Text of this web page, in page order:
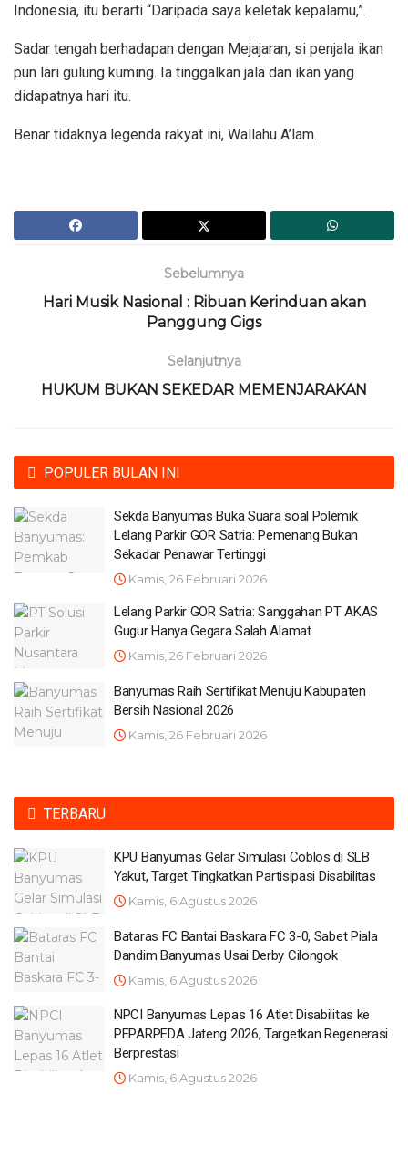
Indonesia, itu berarti “Daripada saya keletak kepalamu,”.
Sadar tengah berhadapan dengan Mejajaran, si penjala ikan
pun lari gulung kuming. Ia tinggalkan jala dan ikan yang
didapatnya hari itu.
Benar tidaknya legenda rakyat ini, Wallahu A’lam.
Sebelumnya
Hari Musik Nasional : Ribuan Kerinduan akan
Panggung Gigs
Selanjutnya
HUKUM BUKAN SEKEDAR MEMENJARAKAN
POPULER BULAN INI
Sekda Banyumas Buka Suara soal Polemik
Lelang Parkir GOR Satria: Pemenang Bukan
Sekadar Penawar Tertinggi
Kamis, 26 Februari 2026
Lelang Parkir GOR Satria: Sanggahan PT AKAS
Gugur Hanya Gegara Salah Alamat
Kamis, 26 Februari 2026
Banyumas Raih Sertifikat Menuju Kabupaten
Bersih Nasional 2026
Kamis, 26 Februari 2026
TERBARU
KPU Banyumas Gelar Simulasi Coblos di SLB
Yakut, Target Tingkatkan Partisipasi Disabilitas
Kamis, 6 Agustus 2026
Bataras FC Bantai Baskara FC 3-0, Sabet Piala
Dandim Banyumas Usai Derby Cilongok
Kamis, 6 Agustus 2026
NPCI Banyumas Lepas 16 Atlet Disabilitas ke
PEPARPEDA Jateng 2026, Targetkan Regenerasi
Berprestasi
Kamis, 6 Agustus 2026